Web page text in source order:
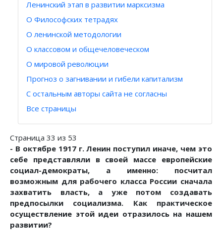
Ленинский этап в развитии марксизма
О Философских тетрадях
О ленинской методологии
О классовом и общечеловеческом
О мировой революции
Прогноз о загнивании и гибели капитализм
С остальным авторы сайта не согласны
Все страницы
Страница 33 из 53
- В октябре 1917 г. Ленин поступил иначе, чем это
себе представляли в своей массе европейские
социал-демократы, а именно: посчитал
возможным для рабочего класса России сначала
захватить власть, а уже потом создавать
предпосылки социализма. Как практическое
осуществление этой идеи отразилось на нашем
развитии?